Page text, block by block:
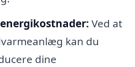
Ved at
kan du
dine